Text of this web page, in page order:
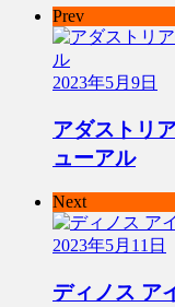
Prev
2023年5月9日
アダストリ
ューアル
Next
2023年5月11日
ディノス ア